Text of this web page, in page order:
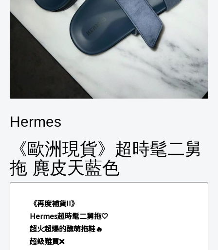
Hermes
《歐洲現貨》超時髦二舅
拖 麂皮天藍色
《再度補貨‼️》
Hermes超時髦二舅拖🤍
超火超爆的醜萌拖鞋🔥
超級難買❌